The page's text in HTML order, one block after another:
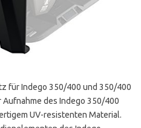
für Indego 350/400 und 350/400
Aufnahme des Indego 350/400
UV-resistenten Material.